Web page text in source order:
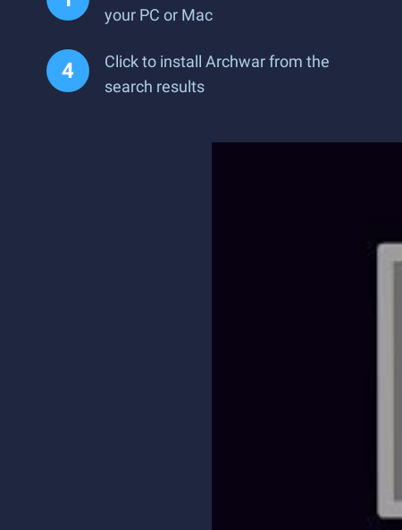
your PC or Mac
Click to install Archwar from the
search results